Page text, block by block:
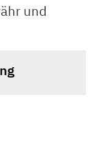
und